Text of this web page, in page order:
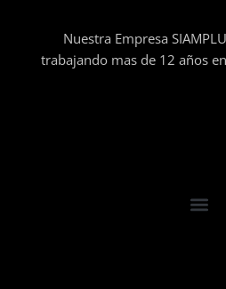
Nuestra Empresa
trabajando mas de 12 años